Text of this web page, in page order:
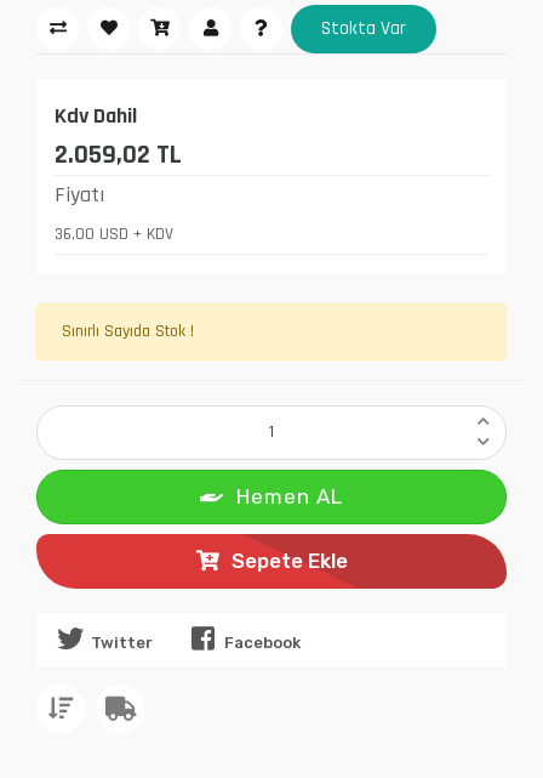
Stokta Var
Kdv Dahil
2.059,02 TL
Fiyatı
36,00 USD + KDV
Sınırlı Sayıda Stok !
Hemen AL
Sepete Ekle
Twitter Facebook